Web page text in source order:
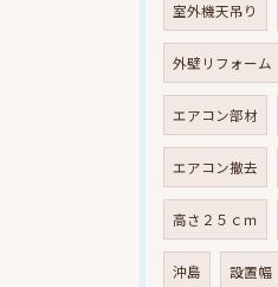
室外機天吊り
外壁リフォーム
エアコン部材
エアコン撤去
高さ２５ｃｍ
沖島 設置幅